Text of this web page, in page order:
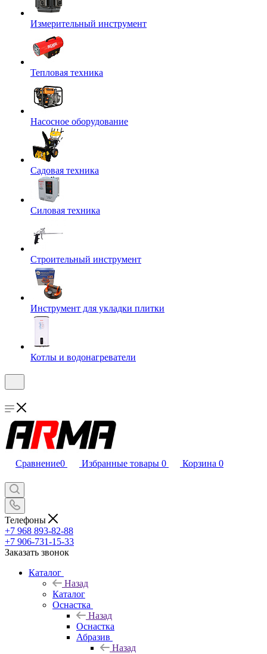
Измерительный инструмент
Тепловая техника
Насосное оборудование
Садовая техника
Силовая техника
Строительный инструмент
Инструмент для укладки плитки
Котлы и водонагреватели
Сравнение0 Избранные товары 0 Корзина 0
Телефоны
+7 968 893-82-88
+7 906-731-15-33
Заказать звонок
Каталог
Назад
Каталог
Оснастка
Назад
Оснастка
Абразив
Назад